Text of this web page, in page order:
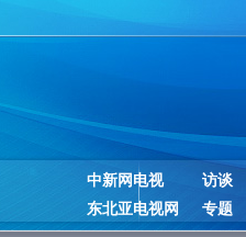
中新网电视
访谈
东北亚电视网
专题